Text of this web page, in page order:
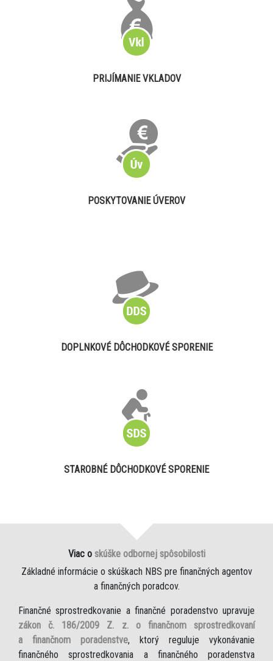
PRIJÍMANIE VKLADOV
POSKYTOVANIE ÚVEROV
DOPLNKOVÉ DÔCHODKOVÉ SPORENIE
STAROBNÉ DÔCHODKOVÉ SPORENIE
Viac o skúške odbornej spôsobilosti
Základné informácie o skúškach NBS pre finančných agentov
a finančných poradcov.
Finančné sprostredkovanie a finančné poradenstvo upravuje
zákon č. 186/2009 Z. z. o finančnom sprostredkovaní
a finančnom poradenstve, ktorý reguluje vykonávanie
finančného sprostredkovania a finančného poradenstva